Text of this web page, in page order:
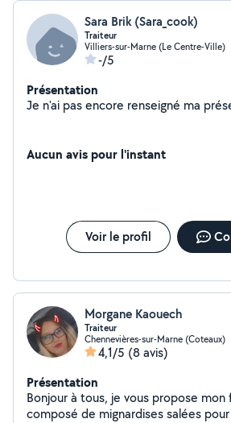
Sara Brik (Sara_cook)
Traiteur
Villiers-sur-Marne (Le Centre-Ville)
-/5
Présentation
Je n'ai pas
Aucun avis pour l'instant
Voir le profil
Morgane Kaouech
Traiteur
Chennevières-sur-Marne (Coteaux)
4,1/5 (8 avis)
Présentation
Bonjour à tous, je vous propose mon
composé de mignardises salées